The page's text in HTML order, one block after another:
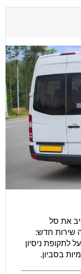
את סל
שירות חדש:
לתקופת ניסיון
בסביון.